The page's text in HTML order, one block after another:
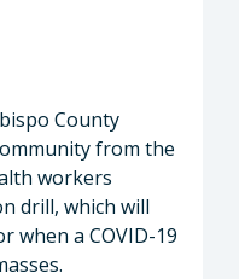
County
from the
workers
drill, which will
when a COVID-19